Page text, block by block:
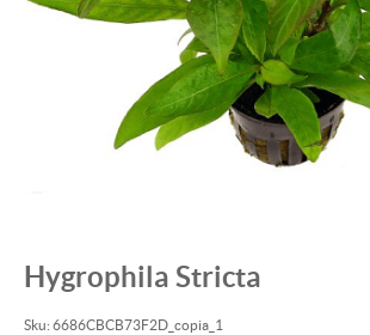
Hygrophila Stricta
Sku: 6686CBCB73F2D_copia_1